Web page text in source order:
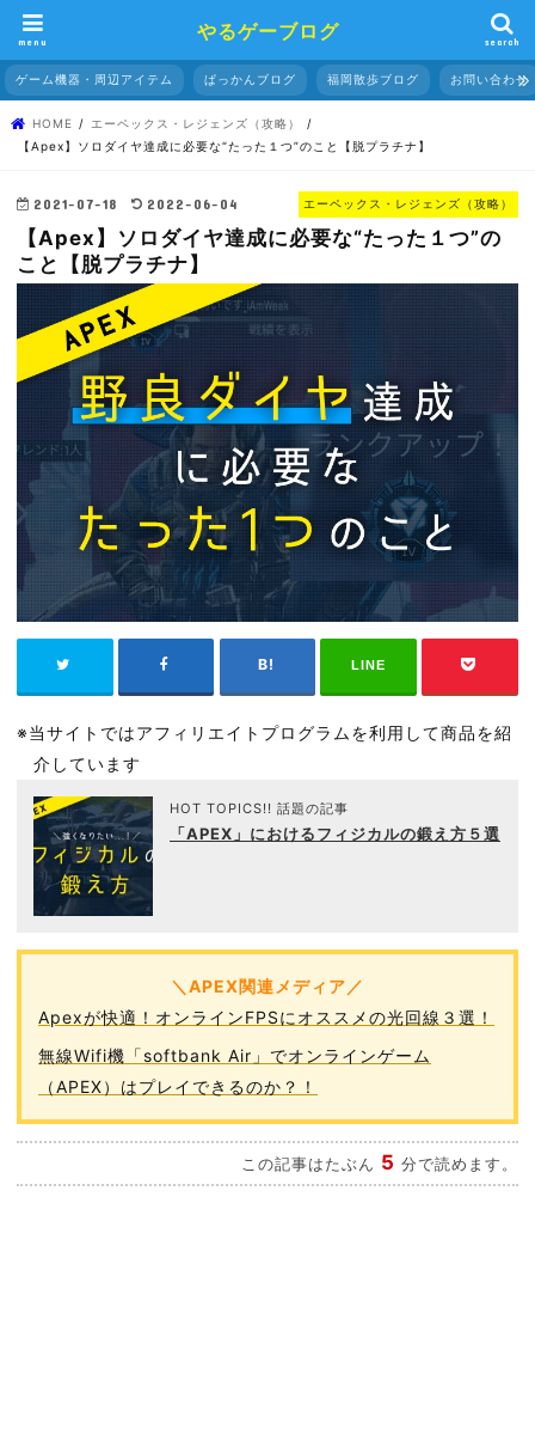
やるゲーブログ
search
menu
ゲーム機器・周辺アイテム ぱっかんブログ 福岡散歩ブログ お問い合わせ
HOME
エーペックス・レジェンズ（攻略）
【Apex】ソロダイヤ達成に必要な“たった１つ”のこと【脱プラチナ】
エーペックス・レジェンズ（攻略）
2021-07-18 2022-06-04
【Apex】ソロダイヤ達成に必要な“たった１つ”の
こと【脱プラチナ】
LINE
※当サイトではアフィリエイトプログラムを利用して商品を紹
介しています
HOT TOPICS!! 話題の記事
「APEX」におけるフィジカルの鍛え方５選
＼APEX関連メディア／
Apexが快適！オンラインFPSにオススメの光回線３選！
無線Wifi機「softbank Air」でオンラインゲーム
（APEX）はプレイできるのか？！
この記事はたぶん 5 分で読めます。